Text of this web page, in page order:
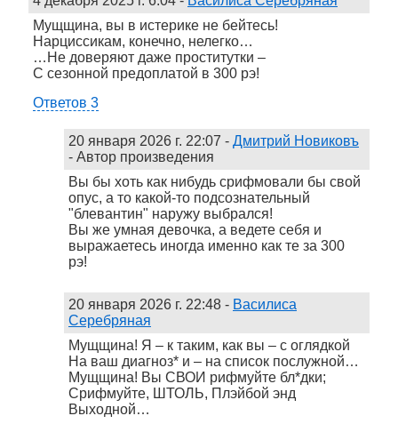
Мущщина, вы в истерике не бейтесь!
Нарциссикам, конечно, нелегко…
…Не доверяют даже проститутки –
С сезонной предоплатой в 300 рэ!
Ответов 3
20 января 2026 г. 22:07 - Дмитрий Новиковъ
- Автор произведения
Вы бы хоть как нибудь срифмовали бы свой
опус, а то какой-то подсознательный
"блевантин" наружу выбрался!
Вы же умная девочка, а ведете себя и
выражаетесь иногда именно как те за 300
рэ!
20 января 2026 г. 22:48 - Василиса
Серебряная
Мущщина! Я – к таким, как вы – с оглядкой
На ваш диагноз* и – на список послужной…
Мущщина! Вы СВОИ рифмуйте бл*дки;
Срифмуйте, ШТОЛЬ, Плэйбой энд
Выходной…